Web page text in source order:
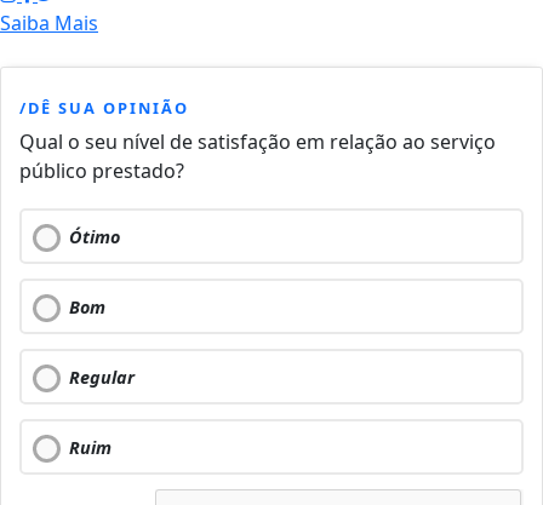
Saiba Mais
/DÊ SUA OPINIÃO
Qual o seu nível de satisfação em relação ao serviço
público prestado?
Ótimo
Bom
Regular
Ruim